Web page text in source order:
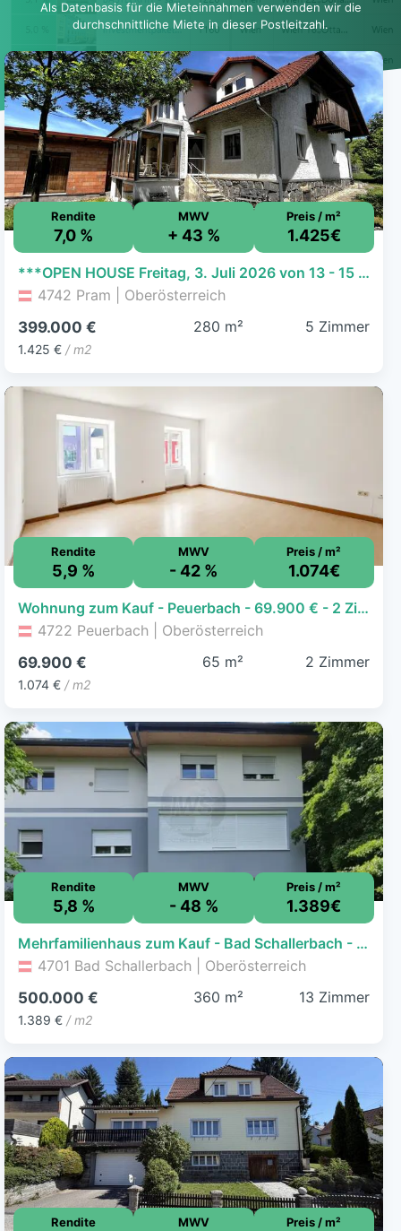
Als Datenbasis für die Mieteinnahmen verwenden wir die
durchschnittliche Miete in dieser Postleitzahl.
Rendite
7,0 %
MWV
+ 43 %
Preis / m²
1.425€
***OPEN HOUSE Freitag, 3. Juli 2026 von 13 - 15 Uhr*** Wohnhaus mit großem Grundstück in Pram am Hausruck
4742 Pram | Oberösterreich
399.000 €
1.425 € / m2
280 m² 5 Zimmer
Rendite
5,9 %
MWV
- 42 %
Preis / m²
1.074€
Wohnung zum Kauf - Peuerbach - 69.900 € - 2 Zimmer, 65,1 m²
4722 Peuerbach | Oberösterreich
69.900 €
1.074 € / m2
65 m² 2 Zimmer
Rendite
5,8 %
MWV
- 48 %
Preis / m²
1.389€
Mehrfamilienhaus zum Kauf - Bad Schallerbach - 500.000 € - 13 Zimmer, 360 m², 770 m² Grundstück
4701 Bad Schallerbach | Oberösterreich
500.000 €
1.389 € / m2
360 m² 13 Zimmer
Rendite MWV Preis / m²